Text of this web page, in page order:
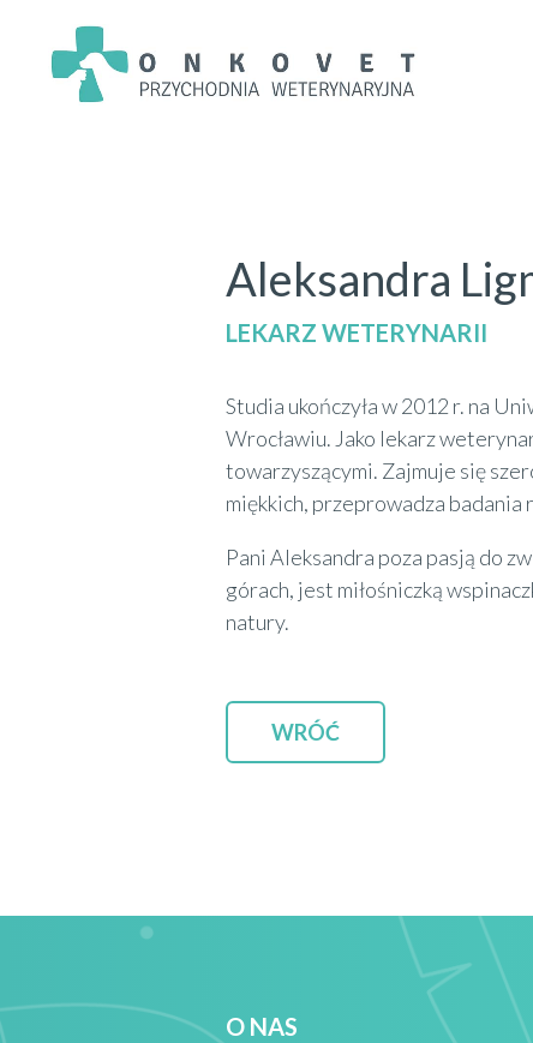
Aleksandra
LEKARZ WETERYNARII
Studia ukończyła w 2012 r. na
Wrocławiu. Jako lekarz
towarzyszącymi. Zajmuje się
miękkich, przeprowadza badania
Pani Aleksandra poza pasją do
górach, jest miłośniczką
natury.
WRÓĆ
O NAS